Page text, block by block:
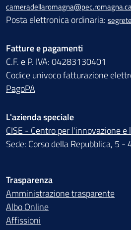
Posta elettronica ordinaria:
Fatture e pagamenti
C.F. e P. IVA: 04283130401
Codice univoco fatturazione
PagoPA
L'azienda speciale
CISE - Centro per l'innovazione
Sede: Corso della Repubblica, 5 -
Trasparenza
Amministrazione trasparente
Albo Online
Affissioni